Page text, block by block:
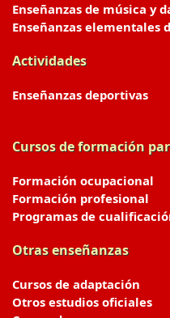
Enseñanzas de música y
Enseñanzas elementales
Actividades
Enseñanzas deportivas
Cursos de formación
Formación ocupacional
Formación profesional
Programas de
Otras enseñanzas
Cursos de adaptación
Otros estudios oficiales